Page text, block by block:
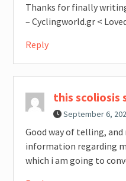
Thanks for finally
– Cyclingworld.gr <
Reply
this scoliosis
September 6,
Good way of telling,
information regarding
which i am going to